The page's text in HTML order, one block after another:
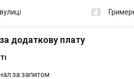
додаткову плату
за запитом